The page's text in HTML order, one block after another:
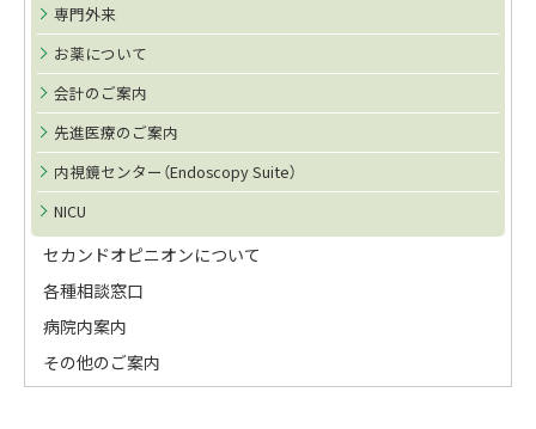
ュ
ー
専門外来
お薬について
会計のご案内
先進医療のご案内
内視鏡センター（Endoscopy Suite）
NICU
セカンドオピニオンについて
各種相談窓口
病院内案内
その他のご案内